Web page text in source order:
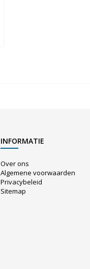
INFORMATIE
Over ons
Algemene voorwaarden
Privacybeleid
Sitemap